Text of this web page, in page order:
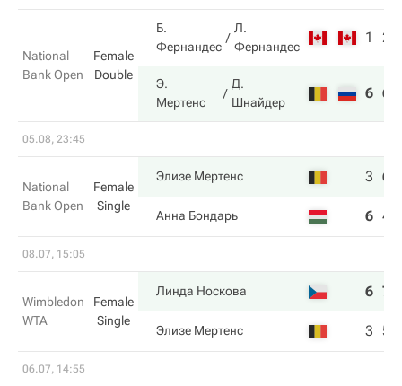
National
Bank Open
Female
Double
Б.
Фернандес
Л.
Фернандес
1 2
Э.
Мертенс
Д.
Шнайдер
6 6
05.08, 23:45
National
Bank Open
Female
Single
Элизе Мертенс 3 6
Анна Бондарь 6 4
08.07, 15:05
Wimbledon
WTA
Female
Single
Линда Носкова 6 7
Элизе Мертенс 3 5
06.07, 14:55